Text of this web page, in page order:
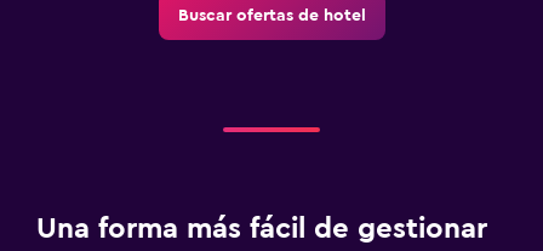
Buscar ofertas de hotel
Una forma más fácil de gestionar